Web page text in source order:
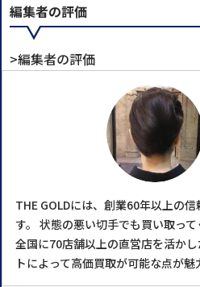
編集者の評価
>編集者の評価
THE GOLDには、創業60年以上の
す。 状態の悪い切手でも買い取って
全国に70店舗以上の直営店を活か
トによって高価買取が可能な点が魅